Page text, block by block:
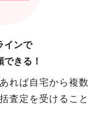
インで
きる！
れば自宅から複数
査定を受けること